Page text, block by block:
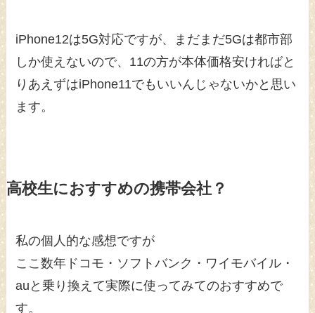
iPhone12は5G対応ですが、まだまだ5Gは都市部
しか使えないので、11の方が本体価格安ければと
りあえずはiPhone11でもいいんじゃないかと思い
ます。
高校生におすすめの携帯会社？
私の個人的な感想ですが
ここ数年ドコモ・ソフトバンク・ワイモバイル・
auと乗り換えて実際に使ってみてのおすすめで
す。